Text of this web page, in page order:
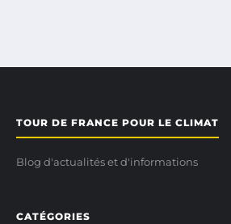
TOUR DE FRANCE POUR LE CLIMAT
Blog d'actualités et d'informations
CATÉGORIES